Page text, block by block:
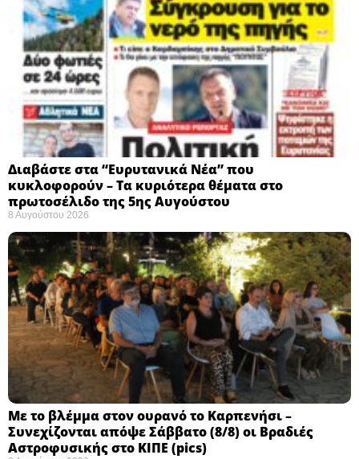
Διαβάστε στα “Ευρυτανικά Νέα” που
κυκλοφορούν – Τα κυριότερα θέματα στο
πρωτοσέλιδο της 5ης Αυγούστου
8 Αυγούστου 2026
Με το βλέμμα στον ουρανό το Καρπενήσι –
Συνεχίζονται απόψε Σάββατο (8/8) οι Βραδιές
Αστροφυσικής στο ΚΙΠΕ (pics)